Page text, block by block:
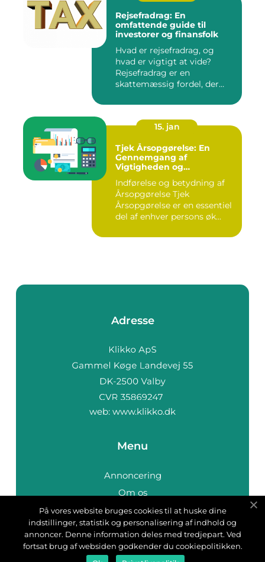
Rejsefradrag: En
omfattende guide til
investorer og finansfolk
Hvad er rejsefradrag, og
hvad er vigtigt at vide?
Rejsefradrag er en
skattemæssig fordel, der
15. jan
Tjek Årsopgørelse: En
Gennemgang af
Vigtigheden og
Indførelse og betydning af
Årsopgørelse Tjek
Årsopgørelse er en essentiel
del af enhver persons øk...
Adresse
web: www.klikko.dk
Menu
Annoncering
Om os
Cookies
Kontakt os
Sitemap
På vores website bruges cookies til at huske dine
indstillinger, statistik og personalisering af indhold og
annoncer. Denne information deles med tredjepart. Ved
fortsat brug af websiden godkender du cookiepolitikken.